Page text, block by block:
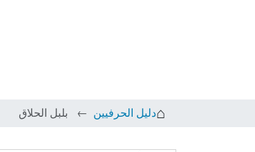
دليل الحرفيين بلبل الحلاق